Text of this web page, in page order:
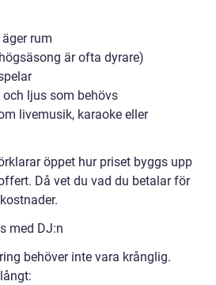
rum
är ofta dyrare)
ljus som behövs
livemusik, karaoke eller
öppet hur priset byggs upp
Då vet du vad du betalar för
med DJ:n
behöver inte vara krånglig.